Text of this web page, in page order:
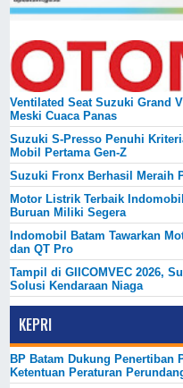
Ventilated Seat Suzuki Grand
Meski Cuaca Panas
Suzuki S-Presso Penuhi
Mobil Pertama Gen-Z
Suzuki Fronx Berhasil Meraih
Motor Listrik Terbaik
Buruan Miliki Segera
Indomobil Batam Tawarkan
dan QT Pro
Tampil di GIICOMVEC 2026,
Solusi Kendaraan Niaga
KEPRI
BP Batam Dukung Penertiban
Ketentuan Peraturan